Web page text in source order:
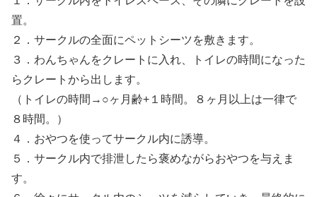
置。
２．サークルの全面にペットシーツを敷きます。
３．わんちゃんをクレートに入れ、トイレの時間になった
らクレートから出します。
（トイレの時間→○ヶ月齢+１時間。８ヶ月以上は一律で
８時間。）
４．おやつを使ってサークル内に誘導。
５．サークル内で排泄したら褒めながらおやつを与えま
す。